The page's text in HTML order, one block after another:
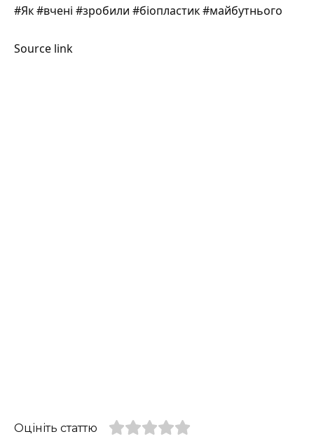
#Як #вчені #зробили #біопластик #майбутнього
Source link
Оцініть статтю